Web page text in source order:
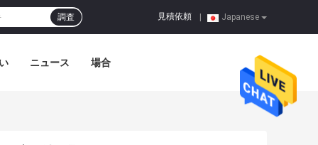
Japanese
見積依頼
調査
ニュース 場合